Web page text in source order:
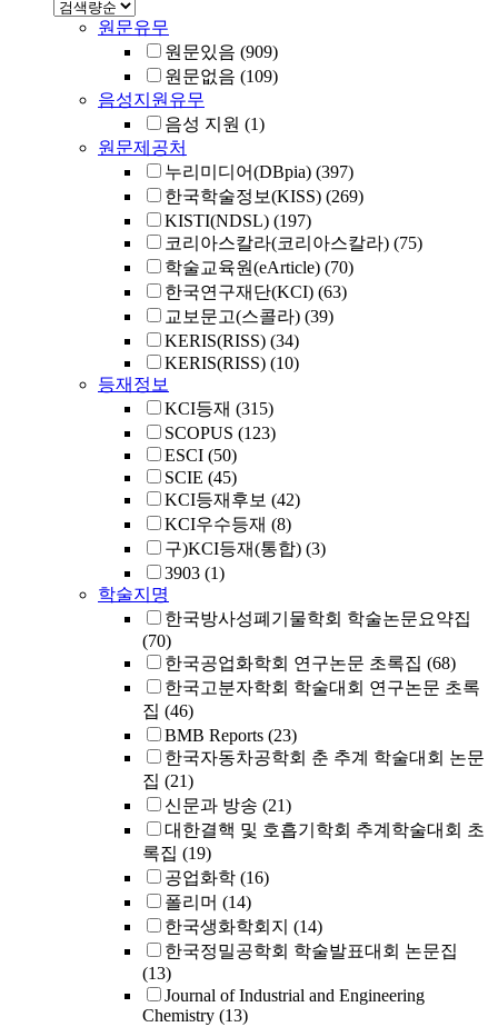
원문유무
원문있음 (909)
원문없음 (109)
음성지원유무
음성 지원 (1)
원문제공처
누리미디어(DBpia) (397)
한국학술정보(KISS) (269)
KISTI(NDSL) (197)
코리아스칼라(코리아스칼라) (75)
학술교육원(eArticle) (70)
한국연구재단(KCI) (63)
교보문고(스콜라) (39)
KERIS(RISS) (34)
KERIS(RISS) (10)
등재정보
KCI등재 (315)
SCOPUS (123)
ESCI (50)
SCIE (45)
KCI등재후보 (42)
KCI우수등재 (8)
구)KCI등재(통합) (3)
3903 (1)
학술지명
한국방사성폐기물학회 학술논문요약집
(70)
한국공업화학회 연구논문 초록집 (68)
한국고분자학회 학술대회 연구논문 초록
집 (46)
BMB Reports (23)
한국자동차공학회 춘 추계 학술대회 논문
집 (21)
신문과 방송 (21)
대한결핵 및 호흡기학회 추계학술대회 초
록집 (19)
공업화학 (16)
폴리머 (14)
한국생화학회지 (14)
한국정밀공학회 학술발표대회 논문집
(13)
Journal of Industrial and Engineering
Chemistry (13)